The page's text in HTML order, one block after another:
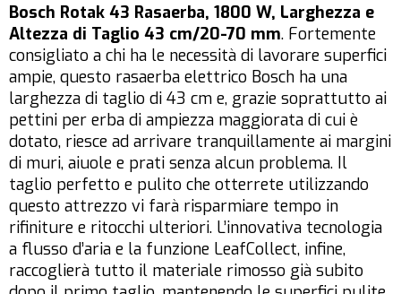
Bosch Rotak 43 Rasaerba, 1800 W, Larghezza e
Altezza di Taglio 43 cm/20-70 mm. Fortemente
consigliato a chi ha le necessità di lavorare superfici
ampie, questo rasaerba elettrico Bosch ha una
larghezza di taglio di 43 cm e, grazie soprattutto ai
pettini per erba di ampiezza maggiorata di cui è
dotato, riesce ad arrivare tranquillamente ai margini
di muri, aiuole e prati senza alcun problema. Il
taglio perfetto e pulito che otterrete utilizzando
questo attrezzo vi farà risparmiare tempo in
rifiniture e ritocchi ulteriori. L’innovativa tecnologia
a flusso d’aria e la funzione LeafCollect, infine,
raccoglierà tutto il materiale rimosso già subito